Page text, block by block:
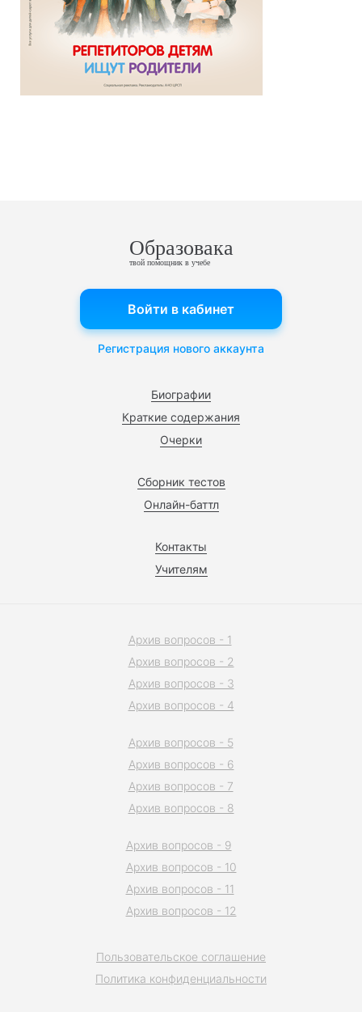
Образовака
твой помощник в учебе
Биографии
Краткие содержания
Очерки
Сборник тестов
Онлайн-баттл
Контакты
Учителям
Войти в кабинет
Регистрация нового аккаунта
Пользовательское соглашение
Политика конфиденциальности
Архив вопросов - 1
Архив вопросов - 2
Архив вопросов - 3
Архив вопросов - 4
Архив вопросов - 5
Архив вопросов - 6
Архив вопросов - 7
Архив вопросов - 8
Архив вопросов - 9
Архив вопросов - 10
Архив вопросов - 11
Архив вопросов - 12